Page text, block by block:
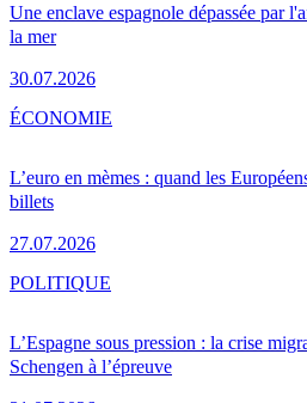
Une enclave espagnole dépassée par
la mer
30.07.2026
L’euro en mèmes : quand les
billets
27.07.2026
ÉCONOMIE
L’Espagne sous pression : la crise
Schengen à l’épreuve
POLITIQUE